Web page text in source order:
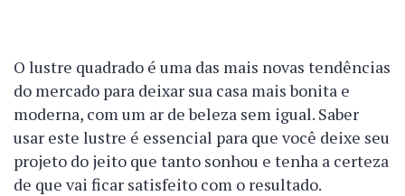
O lustre quadrado é uma das mais novas tendências
do mercado para deixar sua casa mais bonita e
moderna, com um ar de beleza sem igual. Saber
usar este lustre é essencial para que você deixe seu
projeto do jeito que tanto sonhou e tenha a certeza
de que vai ficar satisfeito com o resultado.